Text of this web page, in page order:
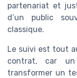
partenariat et
d’un public
classique.
Le suivi est tout
contrat, car
transformer un